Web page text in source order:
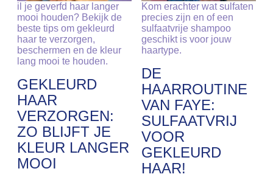
il je geverfd haar langer
mooi houden? Bekijk de
beste tips om gekleurd
haar te verzorgen,
beschermen en de kleur
lang mooi te houden.
GEKLEURD
HAAR
VERZORGEN:
ZO BLIJFT JE
KLEUR LANGER
MOOI
Kom erachter wat sulfaten
precies zijn en of een
sulfaatvrije shampoo
geschikt is voor jouw
haartype.
DE
HAARROUTINE
VAN FAYE:
SULFAATVRIJ
VOOR
GEKLEURD
HAAR!